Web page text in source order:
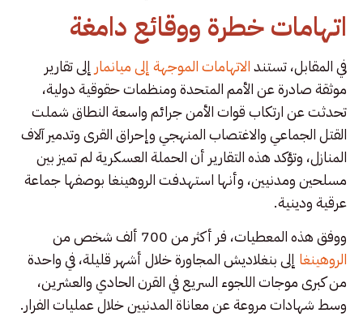
اتهامات خطرة ووقائع دامغة
في المقابل، تستندالاتهامات الموجهة إلى ميانمار إلى تقارير
موثقة صادرة عن الأمم المتحدة ومنظمات حقوقية دولية،
تحدثت عن ارتكاب قوات الأمن جرائم واسعة النطاق شملت
القتل الجماعي والاغتصاب المنهجي وإحراق القرى وتدمير آلاف
المنازل، وتؤكد هذه التقارير أن الحملة العسكرية لم تميز بين
مسلحين ومدنيين، وأنها استهدفت الروهينغا بوصفها جماعة
عرقية ودينية.
ووفق هذه المعطيات، فر أكثر من 700 ألف شخص من
الروهينغا إلى بنغلاديش المجاورة خلال أشهر قليلة، في واحدة
من كبرى موجات اللجوء السريع في القرن الحادي والعشرين،
وسط شهادات مروعة عن معاناة المدنيين خلال عمليات الفرار.